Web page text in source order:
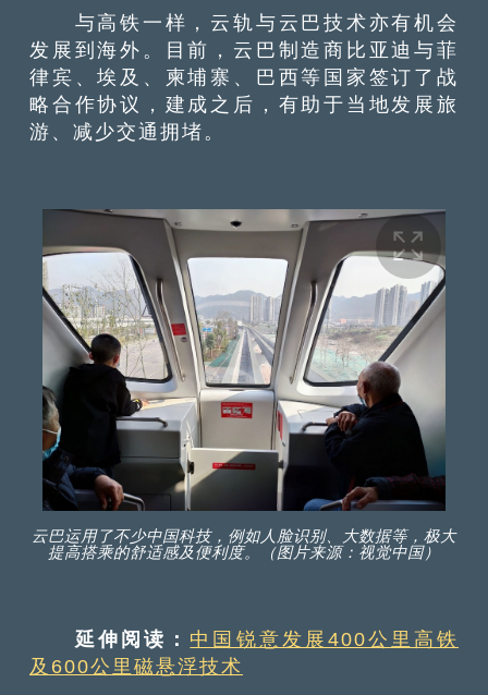
与高铁一样，云轨与云巴技术亦有机会
发展到海外。目前，云巴制造商比亚迪与菲
律宾、埃及、柬埔寨、巴西等国家签订了战
略合作协议，建成之后，有助于当地发展旅
游、减少交通拥堵。
云巴运用了不少中国科技，例如人脸识别、大数据等，极大
提高搭乘的舒适感及便利度。（图片来源：视觉中国）
延伸阅读： 中国锐意发展400公里高铁
及600公里磁悬浮技术